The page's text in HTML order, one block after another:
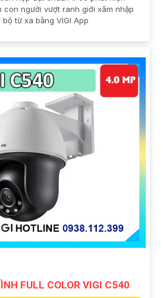
người vượt ranh giới xâm nhập
từ xa bằng VIGI App
FULL COLOR VIGI C540